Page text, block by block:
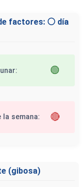
factores: ⚪ día
🟢
la semana: 🔴
(gibosa)